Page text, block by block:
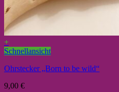
+
Schnellansicht
Ohrstecker „Born to be wild“
9,00 €